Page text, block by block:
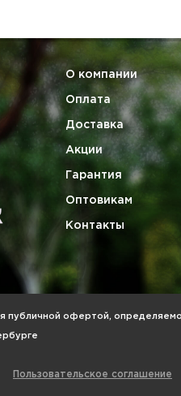
О компании
Оплата
Доставка
Акции
Гарантия
Оптовикам
Контакты
публичной офертой,
Пользовательское соглашение